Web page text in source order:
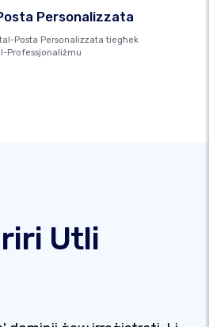
Personalizzata
Posta Personalizzata tiegħek
Professjonaliżmu
Utli